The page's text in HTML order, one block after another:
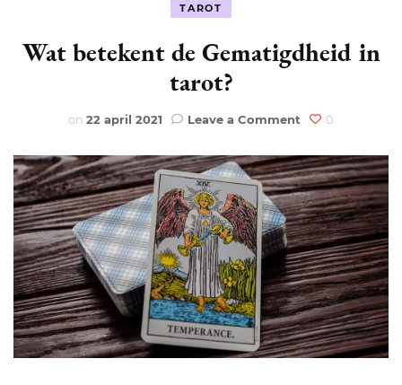
TAROT
Wat betekent de Gematigdheid in
tarot?
on 22 april 2021 Leave a Comment on
betekent
de
Gematigdheid
in
tarot?
0